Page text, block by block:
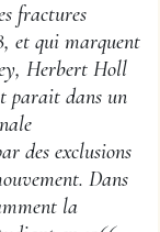
fractures
et qui marquent
Herbert Holl
parait dans un
des exclusions
Dans
la